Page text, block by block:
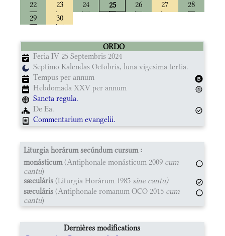
22
23 24 25 26 27
28
29
30
ORDO
Feria IV 25 Septembris 2024
Septimo Kalendas Octobris, luna vigesima tertia.
Tempus per annum
Hebdomada XXV per annum
Sancta regula.
De Ea.
Commentarium evangelii.
Liturgia horárum secúndum cursum :
monásticum(Antiphonale monásticum 2009 cum
cantu)
sæculáris (Liturgia Horárum 1985 sine cantu)
sæculáris (Antiphonale romanum OCO 2015 cum
cantu)
Dernières modifications